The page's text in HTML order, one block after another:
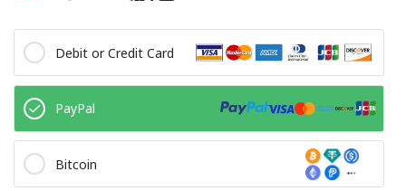
Debit or Credit Card
PayPal
Bitcoin